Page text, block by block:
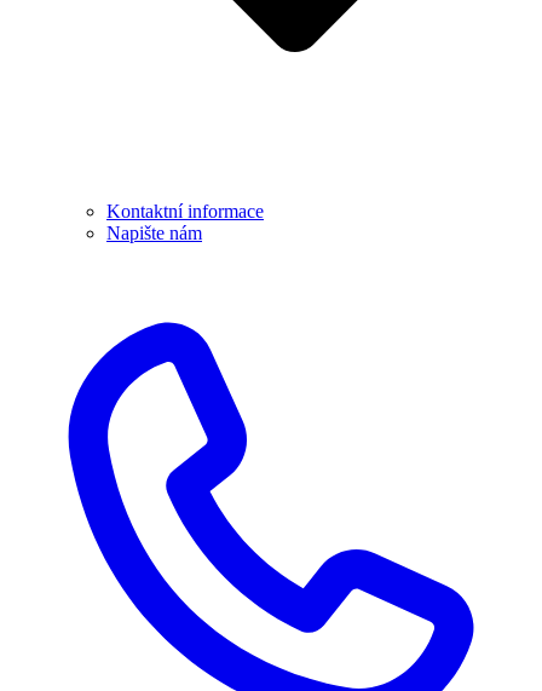
Kontaktní informace
Napište nám